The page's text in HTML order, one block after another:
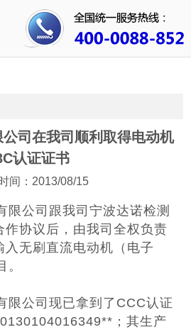
司在我司顺利取得电动机
认证证书
间：2013/08/15
公司跟我司宁波达诺检测
作协议后，由我司全权负责
无刷直流电动机（电子
公司现已拿到了CCC认证
；其生产